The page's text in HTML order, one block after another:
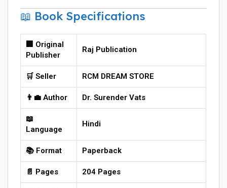
📖 Book Specifications
🏢 Original
Publisher
Raj Publication
🛒 Seller RCM DREAM STORE
👨‍💼 Author Dr. Surender Vats
📖
Language
Hindi
📚 Format Paperback
📄 Pages 204 Pages